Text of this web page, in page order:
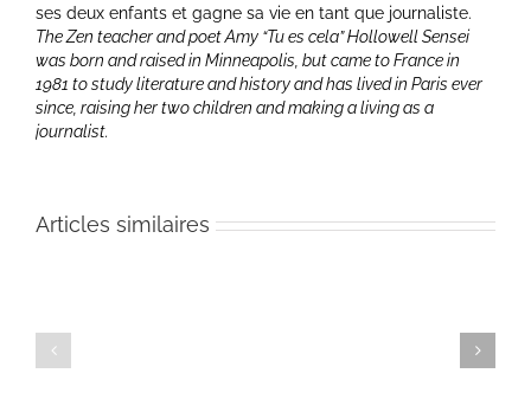
ses deux enfants et gagne sa vie en tant que journaliste.
The Zen teacher and poet Amy “Tu es cela” Hollowell Sensei
was born and raised in Minneapolis, but came to France in
1981 to study literature and history and has lived in Paris ever
since, raising her two children and making a living as a
journalist.
Articles similaires
Teaching